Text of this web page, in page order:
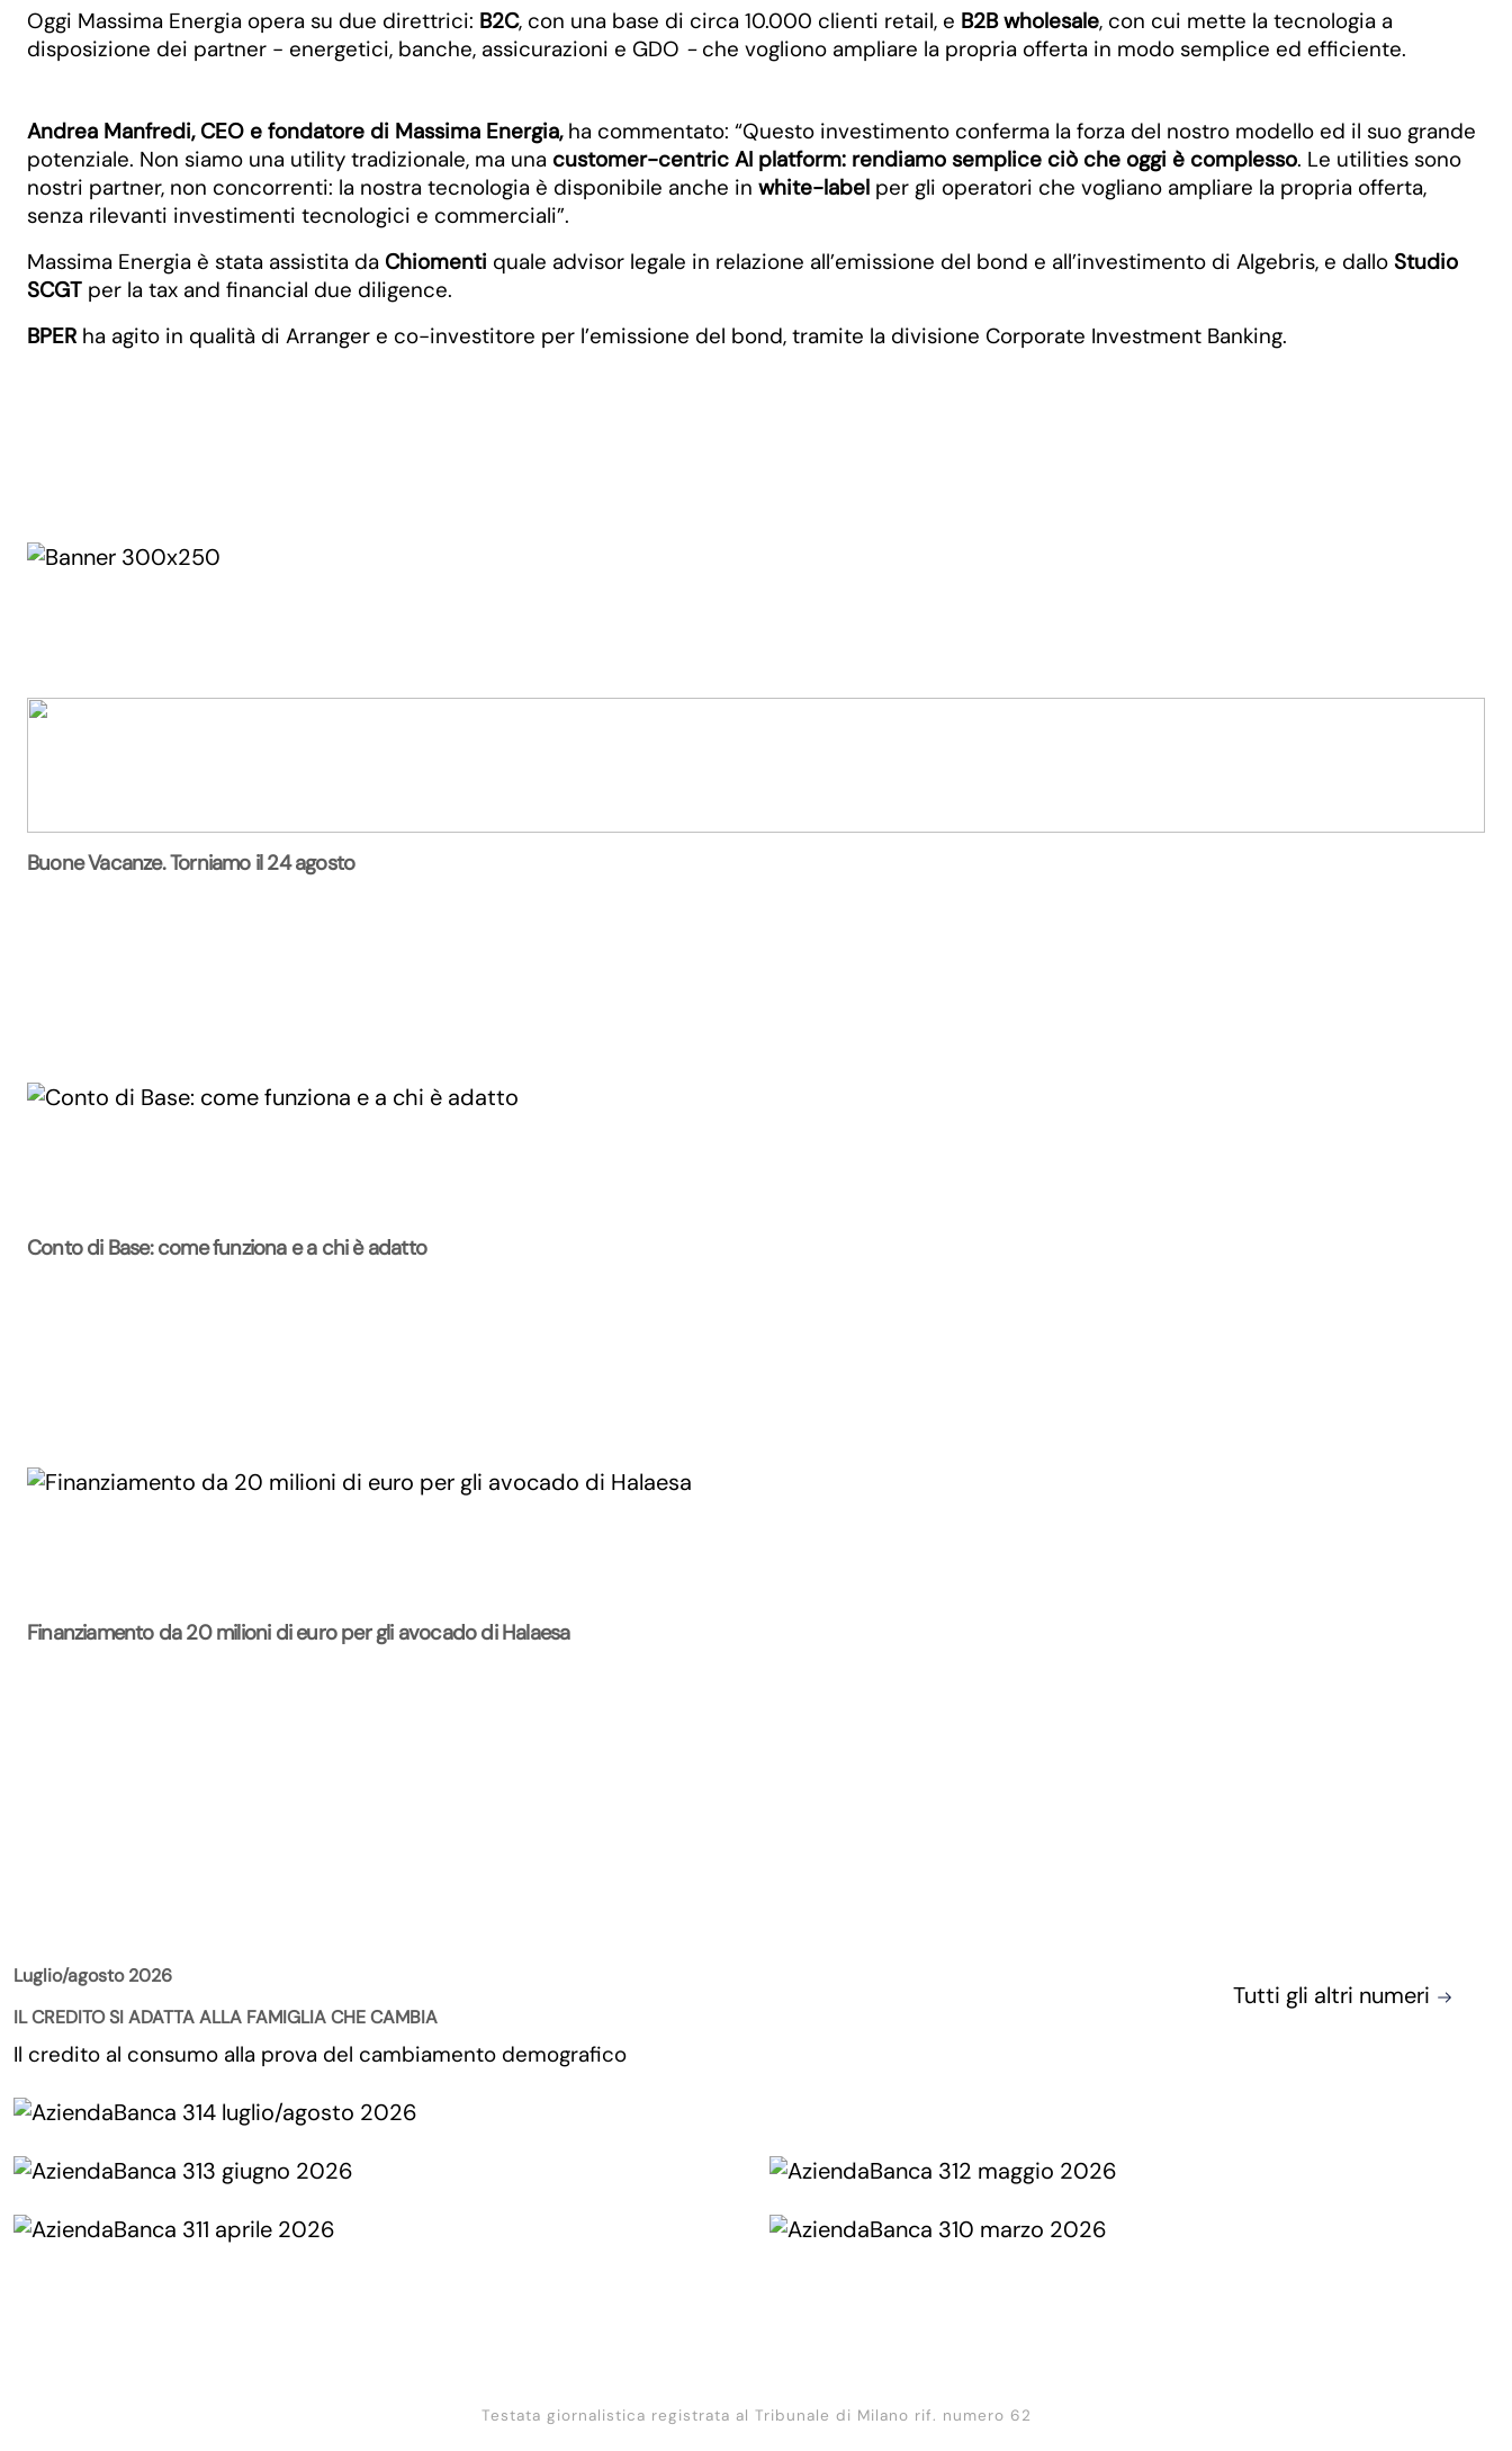
Oggi Massima Energia opera su due direttrici: B2C, con una base di circa 10.000 clienti retail, e B2B wholesale, con cui mette la tecnologia a
disposizione dei partner - energetici, banche, assicurazioni e GDO - che vogliono ampliare la propria offerta in modo semplice ed efficiente.
Andrea Manfredi, CEO e fondatore di Massima Energia,ha commentato: “Questo investimento conferma la forza del nostro modello ed il suo grande
potenziale. Non siamo una utility tradizionale, ma una customer-centric AI platform: rendiamo semplice ciò che oggi è complesso. Le utilities sono
nostri partner, non concorrenti: la nostra tecnologia è disponibile anche in white-label per gli operatori che vogliano ampliare la propria offerta,
senza rilevanti investimenti tecnologici e commerciali”.
Massima Energia è stata assistita da Chiomenti quale advisor legale in relazione all’emissione del bond e all’investimento di Algebris, e dallo Studio
SCGT per la tax and financial due diligence.
BPER ha agito in qualità di Arranger e co-investitore per l’emissione del bond, tramite la divisione Corporate Investment Banking.
Buone Vacanze. Torniamo il 24 agosto
Conto di Base: come funziona e a chi è adatto
Finanziamento da 20 milioni di euro per gli avocado di Halaesa
Luglio/agosto 2026
IL CREDITO SI ADATTA ALLA FAMIGLIA CHE CAMBIA
Il credito al consumo alla prova del cambiamento demografico
Tutti gli altri numeri
Testata giornalistica registrata al Tribunale di Milano rif. numero 62